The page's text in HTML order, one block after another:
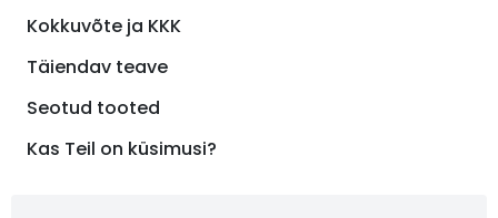
Kokkuvõte ja KKK
Täiendav teave
Seotud tooted
Kas Teil on küsimusi?